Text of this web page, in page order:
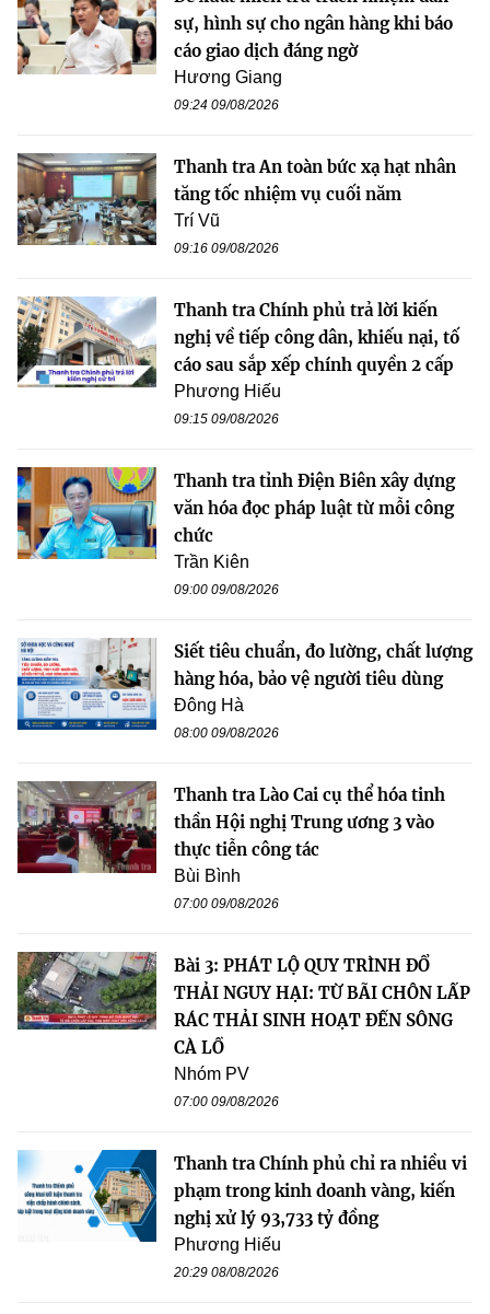
sự, hình sự cho ngân hàng khi báo
cáo giao dịch đáng ngờ
Hương Giang
09:24 09/08/2026
Thanh tra An toàn bức xạ hạt nhân
tăng tốc nhiệm vụ cuối năm
Trí Vũ
09:16 09/08/2026
Thanh tra Chính phủ trả lời kiến
nghị về tiếp công dân, khiếu nại, tố
cáo sau sắp xếp chính quyền 2 cấp
Phương Hiếu
09:15 09/08/2026
Thanh tra tỉnh Điện Biên xây dựng
văn hóa đọc pháp luật từ mỗi công
chức
Trần Kiên
09:00 09/08/2026
Siết tiêu chuẩn, đo lường, chất lượng
hàng hóa, bảo vệ người tiêu dùng
Đông Hà
08:00 09/08/2026
Thanh tra Lào Cai cụ thể hóa tinh
thần Hội nghị Trung ương 3 vào
thực tiễn công tác
Bùi Bình
07:00 09/08/2026
Bài 3: PHÁT LỘ QUY TRÌNH ĐỔ
THẢI NGUY HẠI: TỪ BÃI CHÔN LẤP
RÁC THẢI SINH HOẠT ĐẾN SÔNG
CÀ LỒ
Nhóm PV
07:00 09/08/2026
Thanh tra Chính phủ chỉ ra nhiều vi
phạm trong kinh doanh vàng, kiến
nghị xử lý 93,733 tỷ đồng
Phương Hiếu
20:29 08/08/2026